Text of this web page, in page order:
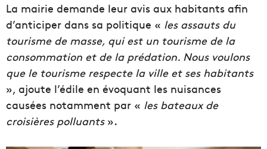
La mairie demande leur avis aux habitants afin
d’anticiper dans sa politique « les assauts du
tourisme de masse, qui est un tourisme de la
consommation et de la prédation. Nous voulons
que le tourisme respecte la ville et ses habitants
», ajoute l’édile en évoquant les nuisances
causées notamment par « les bateaux de
croisières polluants».